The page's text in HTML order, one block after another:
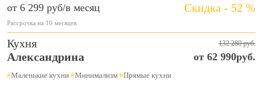
от 6 299 руб/в месяц Скидка - 52 %
Рассрочка на 10 месяцев
Кухня 132 280 руб.
Александрина от 62 990руб.
#Маленькие кухни #Минимализм #Прямые кухни